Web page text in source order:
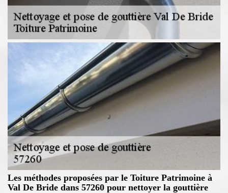
Les méthodes proposées par le Toiture Patrimoine à
Val De Bride dans 57260 pour nettoyer la gouttière